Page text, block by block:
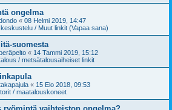
ongelma
« 08 Helmi 2019, 14:47
/ Muut linkit (Vapaa sana)
suomesta
« 14 Tammi 2019, 15:12
/ metsätalousaiheiset linkit
« 15 Elo 2018, 09:53
/ maatalouskoneet
ryömintä vaihteiston ongelma?